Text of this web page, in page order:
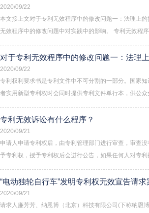
2020/09/22
本文接上文对于专利无效程序中的修改问题一：法理上
无效程序中的修改问题中对实践中的影响。 专利无效程
影响首先，从定义出发理解修改方式，&ldquo权利要求
权利要求中补入其他权利要求中记载的一个或者多个技术
一，就文义上...
对于专利无效程序中的修改问题一：法理
2020/09/22
专利权利要求书是专利文件中不可分割的一部分。国家
者实用新型专利权时会同时提供专利文件单行本，供公
知识产权局公告的权利要求书了解他人专利权利的保护
营行为，以避免无意中侵犯他人的专利权。可见，专利权
权人的权利范围，同时具有...
专利无效诉讼有什么程序？
2020/09/21
申请人申请专利权后，由专利管理部门进行审查，审查
予专利权，授予专利权后会进行公告，如果任何人对专
告专利无效，那么专利无效诉讼有什么程序？下面由恒
解答。
“电动独轮自行车”发明专利权无效宣告请求
2020/09/21
请求人廉芳芳、纳恩博（北京）科技有限公司(下称纳恩